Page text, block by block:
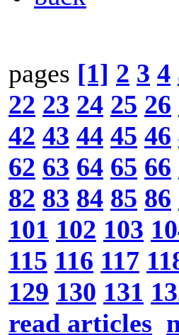
pages [1] 2 3 4
22 23 24 25 26
42 43 44 45 46
62 63 64 65 66
82 83 84 85 86
101 102 103
115 116 117
129 130 131
read articles